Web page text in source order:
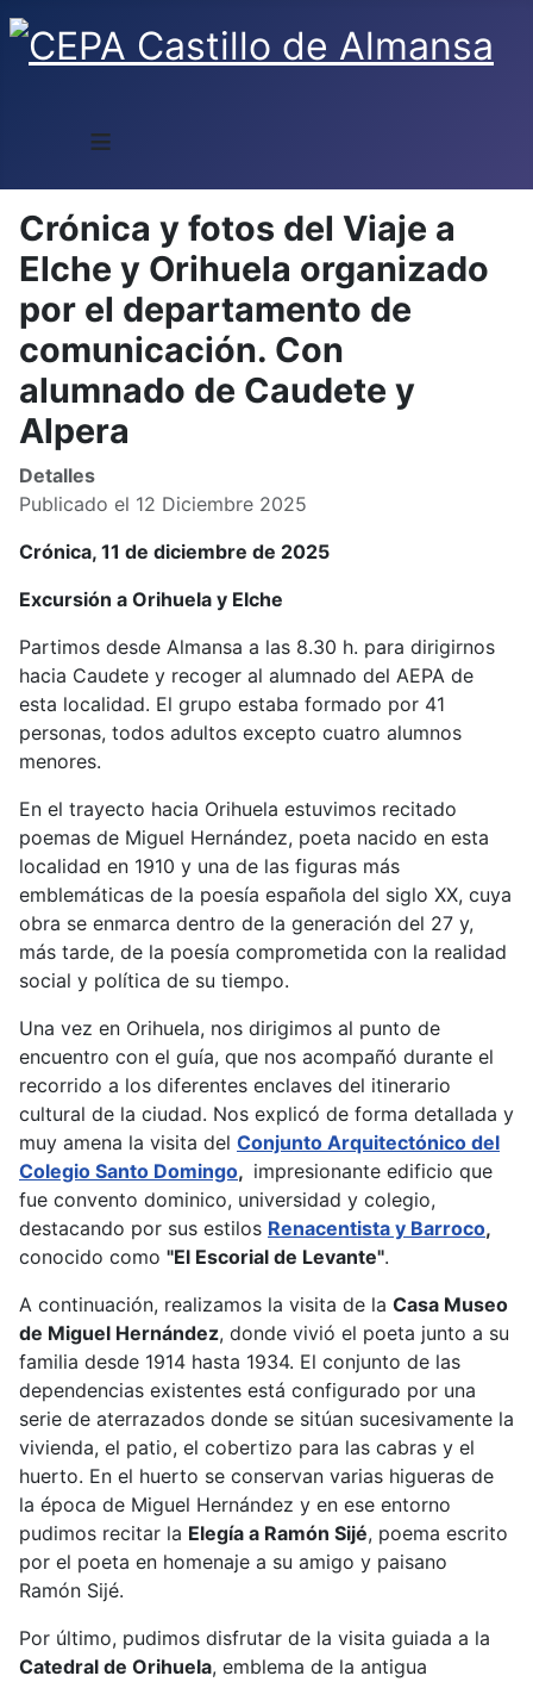
≡
Crónica y fotos del Viaje a
Elche y Orihuela organizado
por el departamento de
comunicación. Con
alumnado de Caudete y
Alpera
Detalles
Publicado el 12 Diciembre 2025
Crónica, 11 de diciembre de 2025
Excursión a Orihuela y Elche
Partimos desde Almansa a las 8.30 h. para dirigirnos
hacia Caudete y recoger al alumnado del AEPA de
esta localidad. El grupo estaba formado por 41
personas, todos adultos excepto cuatro alumnos
menores.
En el trayecto hacia Orihuela estuvimos recitado
poemas de Miguel Hernández, poeta nacido en esta
localidad en 1910 y una de las figuras más
emblemáticas de la poesía española del siglo XX, cuya
obra se enmarca dentro de la generación del 27 y,
más tarde, de la poesía comprometida con la realidad
social y política de su tiempo.
Una vez en Orihuela, nos dirigimos al punto de
encuentro con el guía, que nos acompañó durante el
recorrido a los diferentes enclaves del itinerario
cultural de la ciudad. Nos explicó de forma detallada y
muy amena la visita del Conjunto Arquitectónico del
Colegio Santo Domingo, impresionante edificio que
fue convento dominico, universidad y colegio,
destacando por sus estilos Renacentista y Barroco,
conocido como "El Escorial de Levante".
A continuación, realizamos la visita de la Casa Museo
de Miguel Hernández, donde vivió el poeta junto a su
familia desde 1914 hasta 1934. El conjunto de las
dependencias existentes está configurado por una
serie de aterrazados donde se sitúan sucesivamente la
vivienda, el patio, el cobertizo para las cabras y el
huerto. En el huerto se conservan varias higueras de
la época de Miguel Hernández y en ese entorno
pudimos recitar la Elegía a Ramón Sijé, poema escrito
por el poeta en homenaje a su amigo y paisano
Ramón Sijé.
Por último, pudimos disfrutar de la visita guiada a la
Catedral de Orihuela, emblema de la antigua